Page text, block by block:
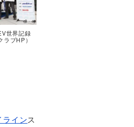
世界記録
ブHP）
ラインス